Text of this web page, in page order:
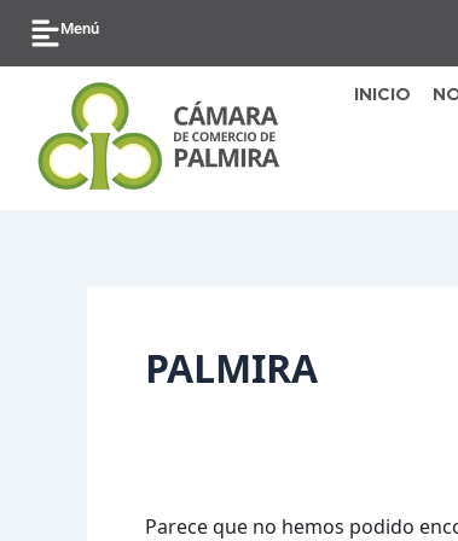
contenido
Menú
INICIO
PALMIRA
Parece que no hemos podido